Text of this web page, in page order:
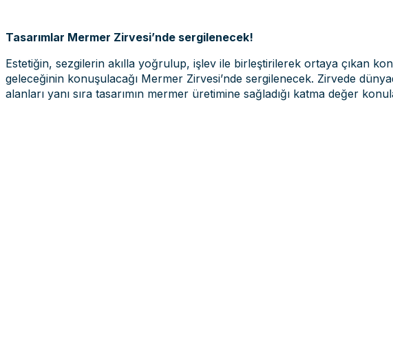
Tasarımlar Mermer Zirvesi’nde sergilenecek!
Estetiğin, sezgilerin akılla yoğrulup, işlev ile birleştirilerek ortaya çıkan
geleceğinin konuşulacağı Mermer Zirvesi’nde sergilenecek. Zirvede
alanları yanı sıra tasarımın mermer üretimine sağladığı katma değer